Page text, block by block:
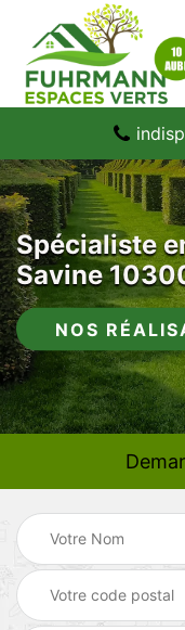
Spécialiste
Savine
NOS